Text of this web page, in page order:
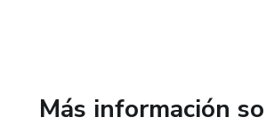
Más información